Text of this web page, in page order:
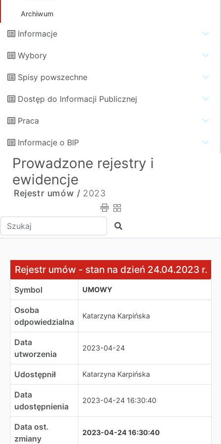
Archiwum
Informacje
Wybory
Spisy powszechne
Dostęp do Informacji Publicznej
Praca
Informacje o BIP
Prowadzone rejestry i
ewidencje
Rejestr umów / 2023
Wpisz tekst do wyszukania Szukaj
Rejestr umów - stan na dzień 24.04.2023 r.
Rejestr umów - stan na dzień 24.04.2023 r.
Symbol UMOWY
Osoba
odpowiedzialna
Katarzyna Karpińska
Data
utworzenia
2023-04-24
Udostępnił Katarzyna Karpińska
Data
udostępnienia
2023-04-24 16:30:40
Data ost.
zmiany
2023-04-24 16:30:40